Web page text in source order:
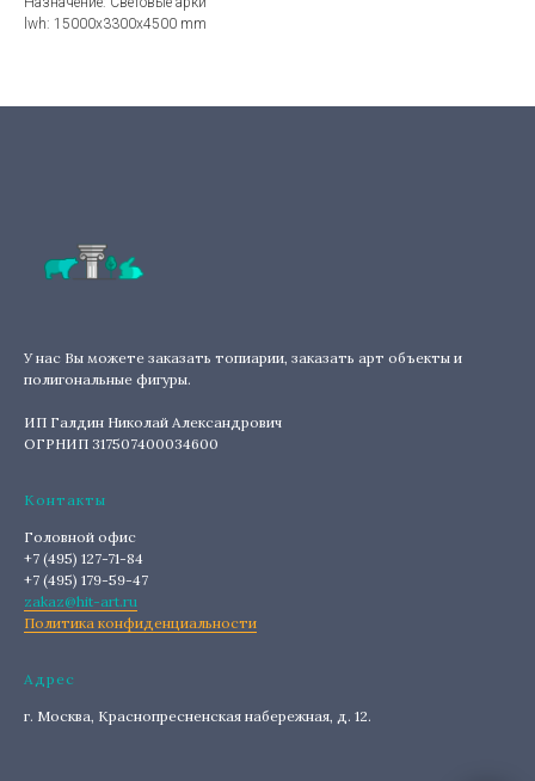
lwh: 15000x3300x4500 mm
У нас Вы можете заказать топиарии, заказать арт объекты и
полигональные фигуры.
ИП Галдин Николай Александрович
ОГРНИП 317507400034600
Контакты
Головной офис
+7 (495) 127-71-84
+7 (495) 179-59-47
zakaz@hit-art.ru
Политика конфиденциальности
Адрес
г. Москва, Краснопресненская набережная, д. 12.